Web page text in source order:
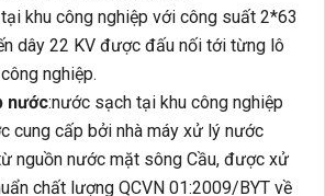
khu công nghiệp với công suất 2*63
dây 22 KV được đấu nối tới từng lô
nghiệp.
nước:nước sạch tại khu công nghiệp
cung cấp bởi nhà máy xử lý nước
nguồn nước mặt sông Cầu, được xử
chất lượng QCVN 01:2009/BYT về